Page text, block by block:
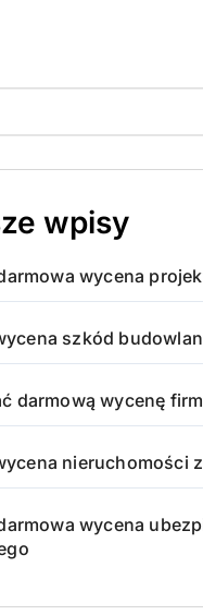
wpisy
wycena
szkód
darmową wycenę
nieruchomości
wycena